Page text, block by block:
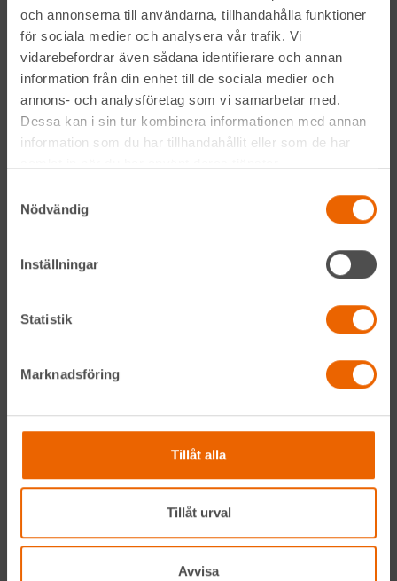
och annonserna till användarna, tillhandahålla funktioner
för sociala medier och analysera vår trafik. Vi
vidarebefordrar även sådana identifierare och annan
information från din enhet till de sociala medier och
annons- och analysföretag som vi samarbetar med.
Dessa kan i sin tur kombinera informationen med annan
information som du har tillhandahållit eller som de har
Nödvändig
Inställningar
Statistik
Marknadsföring
Tillåt alla
Tillåt urval
Avvisa
Genom att anmäla mig till nyhetsbrevet godkänner jag
Instagram
LinkedIn
Navigation
Våra maskiner